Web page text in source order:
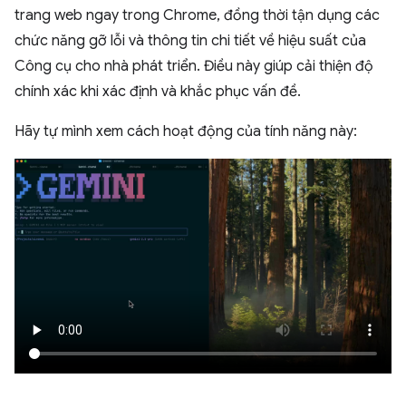
trang web ngay trong Chrome, đồng thời tận dụng các
chức năng gỡ lỗi và thông tin chi tiết về hiệu suất của
Công cụ cho nhà phát triển. Điều này giúp cải thiện độ
chính xác khi xác định và khắc phục vấn đề.
Hãy tự mình xem cách hoạt động của tính năng này: